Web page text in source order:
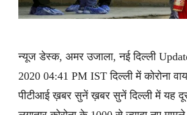
न्यूज डेस्क, अमर उजाला, नई दिल्ली
2020 04:41 PM IST दिल्ली में कोरोना
पीटीआई ख़बर सुनें ख़बर सुनें दिल्ली में यह